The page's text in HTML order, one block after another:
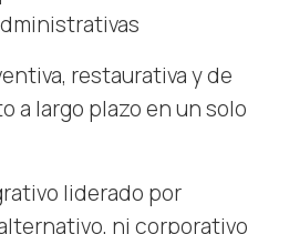
restaurativa y de
a largo plazo en un solo
liderado por
ni corporativo